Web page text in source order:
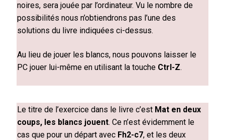
noires, sera jouée par l’ordinateur. Vu le nombre de
possibilités nous n’obtiendrons pas l’une des
solutions du livre indiquées ci-dessus.
Au lieu de jouer les blancs, nous pouvons laisser le
PC jouer lui-même en utilisant la touche Ctrl-Z.
Le titre de l’exercice dans le livre c’est Mat en deux
coups, les blancs jouent. Ce n’est évidemment le
cas que pour un départ avec Fh2-c7, et les deux